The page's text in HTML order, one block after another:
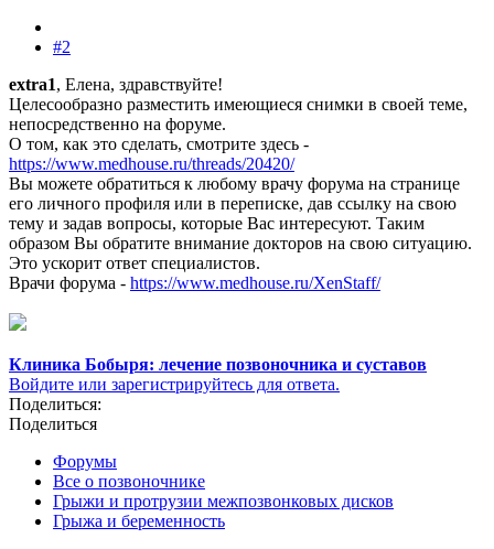
#2
extra1, Елена, здравствуйте!
Целесообразно разместить имеющиеся снимки в своей теме,
непосредственно на форуме.
О том, как это сделать, смотрите здесь -
https://www.medhouse.ru/threads/20420/
Вы можете обратиться к любому врачу форума на странице
его личного профиля или в переписке, дав ссылку на свою
тему и задав вопросы, которые Вас интересуют. Таким
образом Вы обратите внимание докторов на свою ситуацию.
Это ускорит ответ специалистов.
Врачи форума - https://www.medhouse.ru/XenStaff/
Клиника Бобыря: лечение позвоночника и суставов
Войдите или зарегистрируйтесь для ответа.
Поделиться:
Поделиться
Форумы
Все о позвоночнике
Грыжи и протрузии межпозвонковых дисков
Грыжа и беременность